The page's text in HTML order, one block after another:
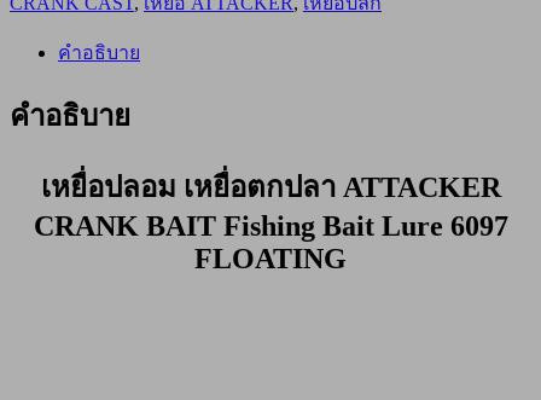
CRANK
สีชมพู
คำอธิบาย
คำอธิบาย
เหยื่อปลอม เหยื่อตกปลา ATTACKER
CRANK BAIT Fishing Bait Lure 6097
FLOATING